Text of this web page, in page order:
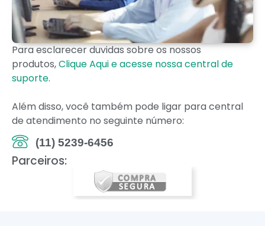
Para esclarecer duvidas sobre os nossos
produtos,Clique Aqui e acesse nossa central de
suporte.
Além disso, você também pode ligar para central
de atendimento no seguinte número:
(11) 5239-6456
Parceiros: